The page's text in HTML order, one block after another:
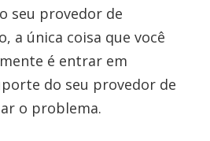
seu provedor de
a única coisa que você
é entrar em
do seu provedor de
o problema.